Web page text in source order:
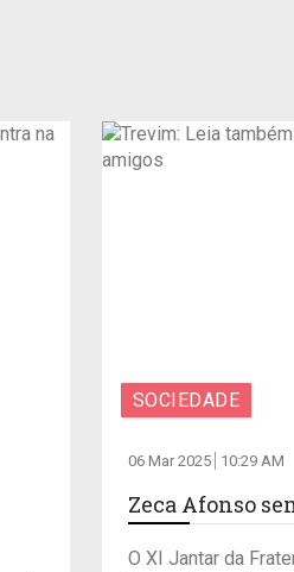
SOCIEDADE
06 Mar 2025 10:29 AM
Zeca Afonso
O XI Jantar da